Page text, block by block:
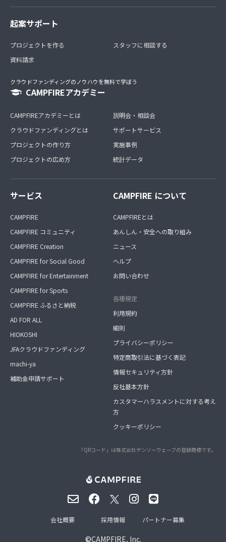
起案サポート
プロジェクトを作る
資料請求
スタッフに相談する
クラウドファンディングのノウハウを無料で学ぼう
CAMPFIREアカデミー
CAMPFIREアカデミーとは
クラウドファンディングとは
プロジェクトの作り方
プロジェクトの広め方
説明会・相談会
サポートサービス
実施事例
統計データ
サービス
CAMPFIRE
CAMPFIRE コミュニティ
CAMPFIRE Creation
CAMPFIRE for Social Good
CAMPFIRE for Entertainment
CAMPFIRE for Sports
CAMPFIRE ふるさと納税
AD FOR ALL
HIOKOSHI
JFAクラウドファンディング
machi-ya
補助金申請サポート
CAMPFIRE について
CAMPFIREとは
あんしん・安全への取り組み
ニュース
ヘルプ
お問い合わせ
各種規定
利用規約
細則
プライバシーポリシー
特定商取引法に基づく表記
情報セキュリティ方針
反社基本方針
カスタマーハラスメントに対する考え
方
クッキーポリシー
「QRコード」は株式会社デンソーウェーブの登録商標です。
©CAMPFIRE, Inc.
会社概要 採用情報 パートナー募集